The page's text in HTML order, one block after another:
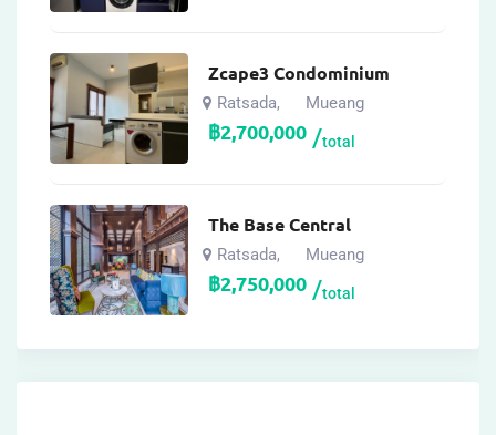
Zcape3 Condominium
Ratsada, Mueang
฿2,700,000 total
The Base Central
Ratsada, Mueang
฿2,750,000 total